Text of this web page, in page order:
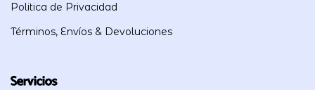
Politica de Privacidad
Términos, Envíos & Devoluciones
Servicios